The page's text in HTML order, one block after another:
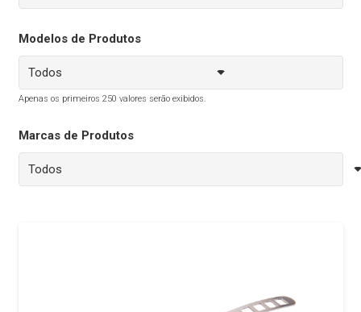
Modelos de Produtos
Apenas os primeiros 250 valores serão exibidos.
Marcas de Produtos